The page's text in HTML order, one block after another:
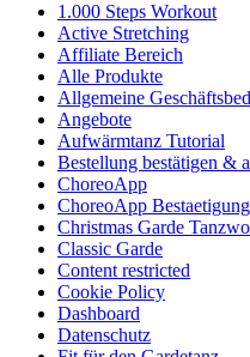
1.000 Steps Workout
Active Stretching
Affiliate Bereich
Alle Produkte
Allgemeine
Angebote
Aufwärmtanz Tutorial
Bestellung bestätigen &
ChoreoApp
ChoreoApp Bestaetigung
Christmas Garde
Classic Garde
Content restricted
Cookie Policy
Dashboard
Datenschutz